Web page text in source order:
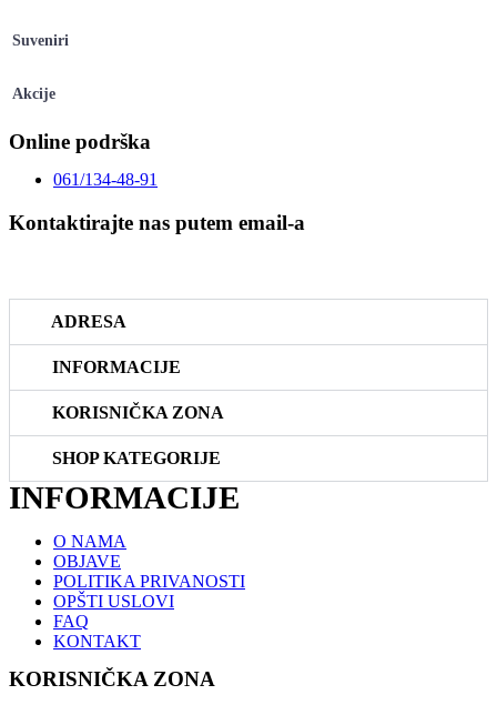
Suveniri
Akcije
Online podrška
061/134-48-91
Kontaktirajte nas putem email-a
ADRESA
INFORMACIJE
KORISNIČKA ZONA
SHOP KATEGORIJE
INFORMACIJE
O NAMA
OBJAVE
POLITIKA PRIVANOSTI
OPŠTI USLOVI
FAQ
KONTAKT
KORISNIČKA ZONA